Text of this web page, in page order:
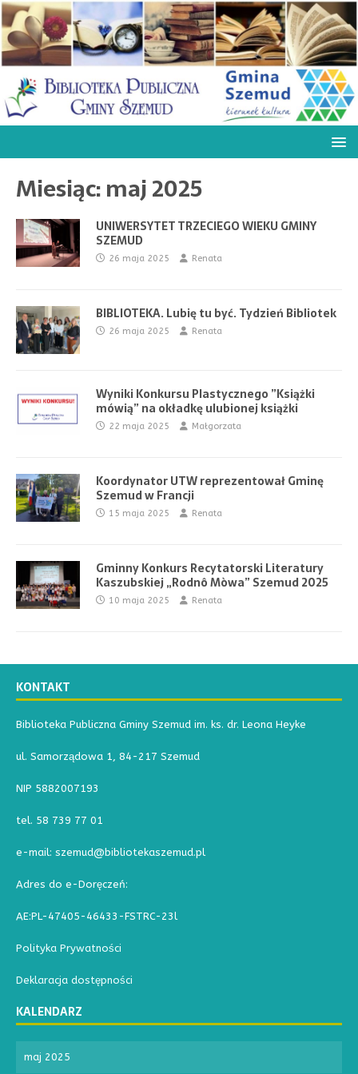
Miesiąc:maj 2025
UNIWERSYTET TRZECIEGO WIEKU GMINY
SZEMUD
26 maja 2025 Renata
BIBLIOTEKA. Lubię tu być. Tydzień Bibliotek
26 maja 2025 Renata
Wyniki Konkursu Plastycznego ”Książki
mówią” na okładkę ulubionej książki
22 maja 2025 Małgorzata
Koordynator UTW reprezentował Gminę
Szemud w Francji
15 maja 2025 Renata
Gminny Konkurs Recytatorski Literatury
Kaszubskiej „Rodnô Mòwa” Szemud 2025
10 maja 2025 Renata
KONTAKT
Biblioteka Publiczna Gminy Szemud im. ks. dr. Leona Heyke
ul. Samorządowa 1, 84-217 Szemud
NIP 5882007193
tel. 58 739 77 01
e-mail: szemud@bibliotekaszemud.pl
Adres do e-Doręczeń:
AE:PL-47405-46433-FSTRC-23l
Polityka Prywatności
Deklaracja dostępności
KALENDARZ
maj 2025